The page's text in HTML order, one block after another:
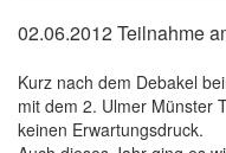
02.06.2012 Teilnahme
Kurz nach dem Debakel
mit dem 2. Ulmer Münster
keinen Erwartungsdruck.